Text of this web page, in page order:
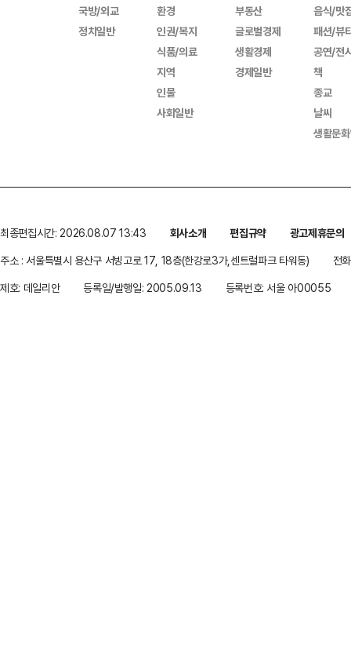
국방/외교
정치일반
환경
인권/복지
식품/의료
지역
인물
사회일반
부동산
글로벌경제
생활경제
경제일반
음식/맛
패션/뷰
공연/전
책
종교
날씨
생활문
최종편집시간: 2026.08.07 13:43 회사소개 편집규약
광고제휴문의
주소 : 서울특별시 용산구 서빙고로 17, 18층(한강로3가,센트럴파크 타워동)
전
제호: 데일리안
등록일/발행일: 2005.09.13 등록번호: 서울 아00055